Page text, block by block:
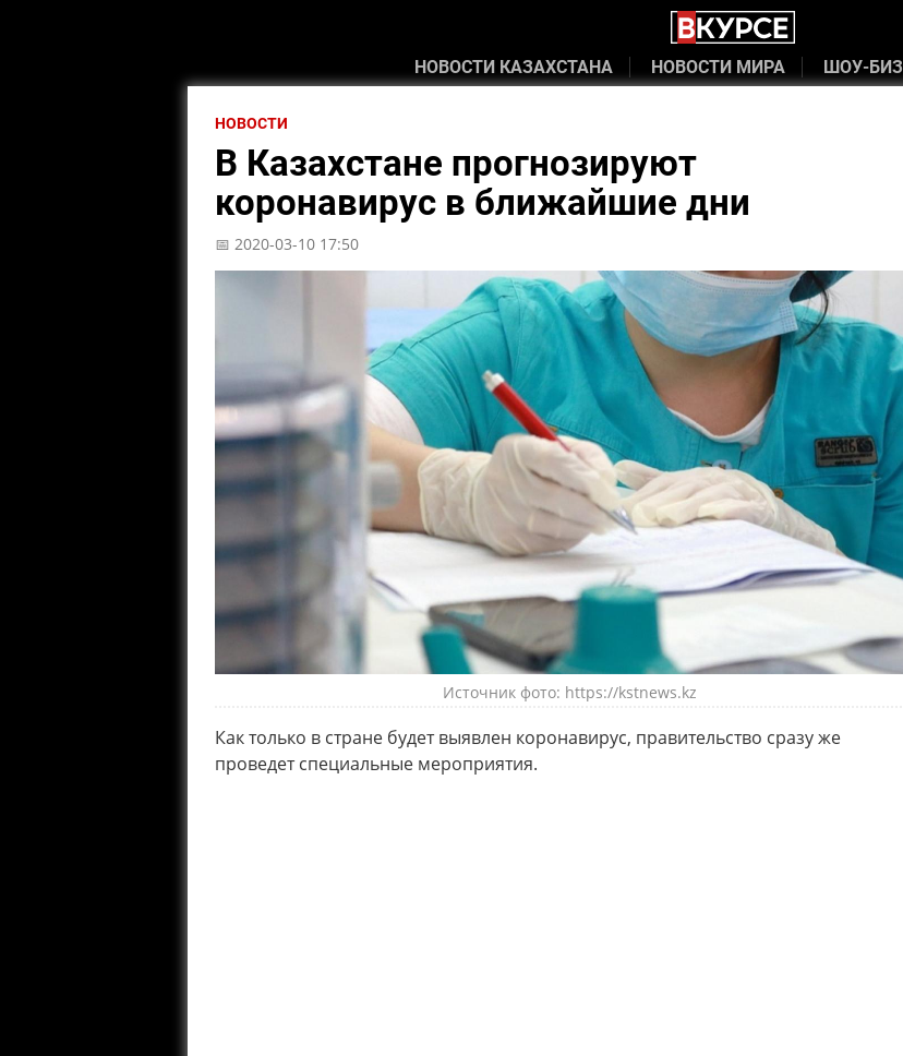
НОВОСТИ КАЗАХСТАНА НОВОСТИ МИРА ШОУ-БИЗ
НОВОСТИ
В Казахстане прогнозируют
коронавирус в ближайшие дни
📅 2020-03-10 17:50
Источник фото: https://kstnews.kz
Как только в стране будет выявлен коронавирус, правительство сразу же
проведет специальные мероприятия.